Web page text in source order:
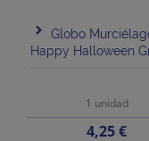
Globo
Happy Halloween
1 unidad
Precio
4,25 €